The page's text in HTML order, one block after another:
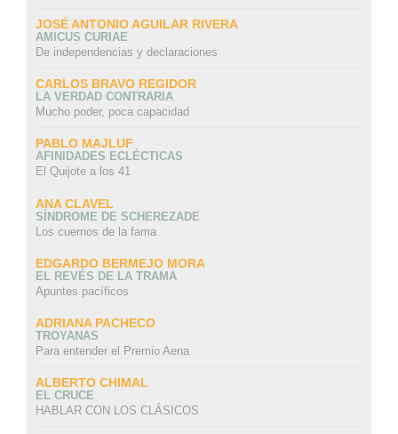
JOSÉ ANTONIO AGUILAR RIVERA
AMICUS CURIAE
De independencias y declaraciones
CARLOS BRAVO REGIDOR
LA VERDAD CONTRARIA
Mucho poder, poca capacidad
PABLO MAJLUF
AFINIDADES ECLÉCTICAS
El Quijote a los 41
ANA CLAVEL
SÍNDROME DE SCHEREZADE
Los cuernos de la fama
EDGARDO BERMEJO MORA
EL REVÉS DE LA TRAMA
Apuntes pacíficos
ADRIANA PACHECO
TROYANAS
Para entender el Premio Aena
ALBERTO CHIMAL
EL CRUCE
HABLAR CON LOS CLÁSICOS